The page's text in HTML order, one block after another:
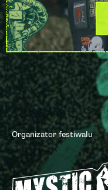
Organizator festiwalu